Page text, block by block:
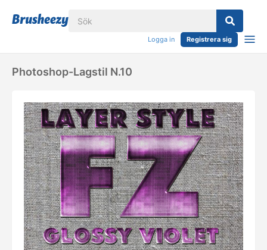
Logga in Registrera sig
Photoshop-Lagstil N.10